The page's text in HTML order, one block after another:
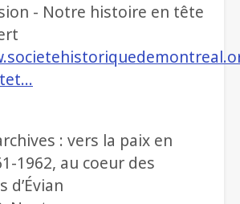
- Notre histoire en tête
: vers la paix en
1962, au coeur des
d’Évian